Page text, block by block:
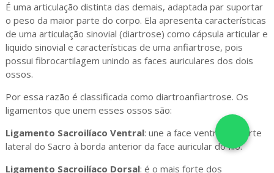
É uma articulação distinta das demais, adaptada par suportar
o peso da maior parte do corpo. Ela apresenta características
de uma articulação sinovial (diartrose) como cápsula articular e
liquido sinovial e características de uma anfiartrose, pois
possui fibrocartilagem unindo as faces auriculares dos dois
ossos.
Por essa razão é classificada como diartroanfiartrose. Os
ligamentos que unem esses ossos são:
Ligamento Sacroilíaco Ventral: une a face ventral da parte
lateral do Sacro à borda anterior da face auricular do Ílio.
Ligamento Sacroilíaco Dorsal: é o mais forte dos